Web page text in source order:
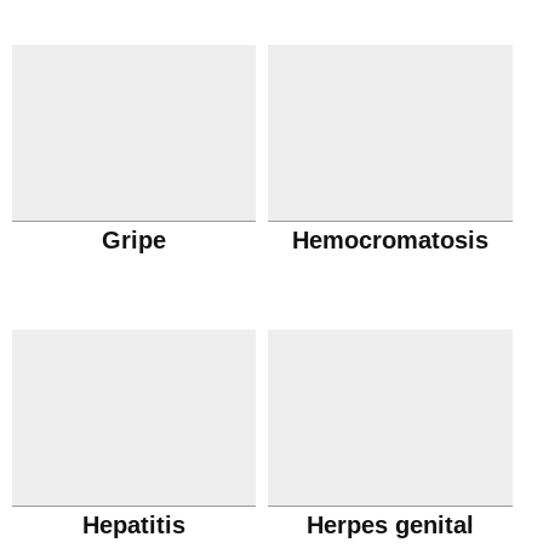
Gripe Hemocromatosis
Hepatitis Herpes genital